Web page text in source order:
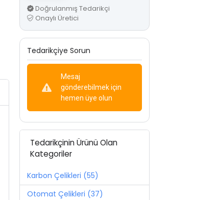
Doğrulanmış Tedarikçi
Onaylı Üretici
Tedarikçiye Sorun
Mesaj
gönderebilmek için
hemen üye olun
Tedarikçinin Ürünü Olan
Kategoriler
Karbon Çelikleri (55)
Otomat Çelikleri (37)